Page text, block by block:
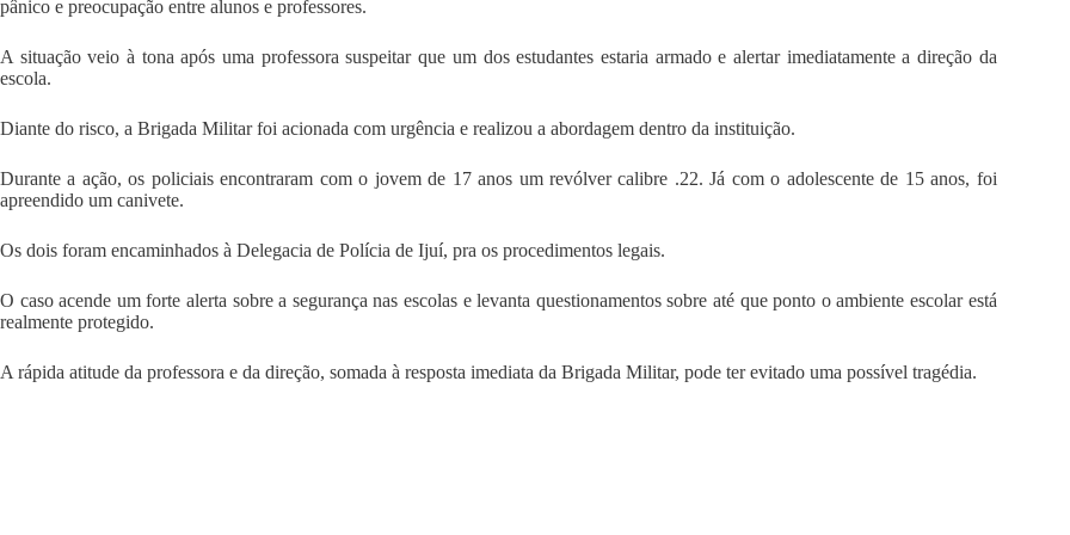
pânico e preocupação entre alunos e professores.
A situação veio à tona após uma professora suspeitar que um dos estudantes estaria armado e alertar imediatamente a direção da
escola.
Diante do risco, a Brigada Militar foi acionada com urgência e realizou a abordagem dentro da instituição.
Durante a ação, os policiais encontraram com o jovem de 17 anos um revólver calibre .22. Já com o adolescente de 15 anos, foi
apreendido um canivete.
Os dois foram encaminhados à Delegacia de Polícia de Ijuí, pra os procedimentos legais.
O caso acende um forte alerta sobre a segurança nas escolas e levanta questionamentos sobre até que ponto o ambiente escolar está
realmente protegido.
A rápida atitude da professora e da direção, somada à resposta imediata da Brigada Militar, pode ter evitado uma possível tragédia.